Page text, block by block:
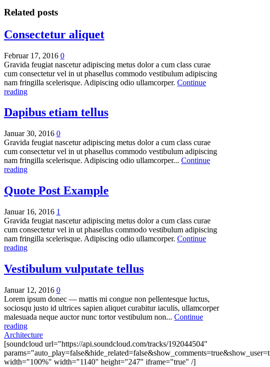
Related posts
Consectetur aliquet
Februar 17, 2016 0
Gravida feugiat nascetur adipiscing metus dolor a cum class curae
cum consectetur vel in ut phasellus commodo vestibulum adipiscing
nam fringilla scelerisque. Adipiscing odio ullamcorper. Continue
reading
Dapibus etiam tellus
Januar 30, 2016 0
Gravida feugiat nascetur adipiscing metus dolor a cum class curae
cum consectetur vel in ut phasellus commodo vestibulum adipiscing
nam fringilla scelerisque. Adipiscing odio ullamcorper... Continue
reading
Quote Post Example
Januar 16, 2016 1
Gravida feugiat nascetur adipiscing metus dolor a cum class curae
cum consectetur vel in ut phasellus commodo vestibulum adipiscing
nam fringilla scelerisque. Adipiscing odio ullamcorper. Continue
reading
Vestibulum vulputate tellus
Januar 12, 2016 0
Lorem ipsum donec — mattis mi congue non pellentesque luctus,
sociosqu justo id ultrices sapien aliquet curabitur iaculis, ullamcorper
malesuada neque auctor nunc tortor vestibulum non... Continue
reading
Architecture
[soundcloud url="https://api.soundcloud.com/tracks/192044504"
width="100%" width="1140" height="247" iframe="true" /]